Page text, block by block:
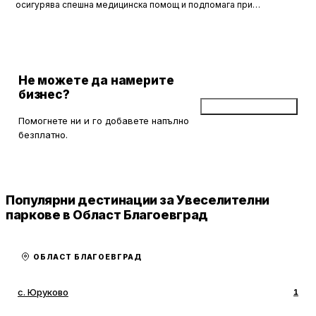
осигурява спешна медицинска помощ и подпомага при
Не можете да намерите
бизнес?
Помогнете ни и го добавете напълно
безплатно.
Популярни дестинации за Увеселителни
паркове в Област Благоевград
ОБЛАСТ БЛАГОЕВГРАД
с. Юруково 1